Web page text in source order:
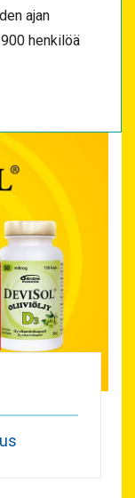
ajan
henkilöä